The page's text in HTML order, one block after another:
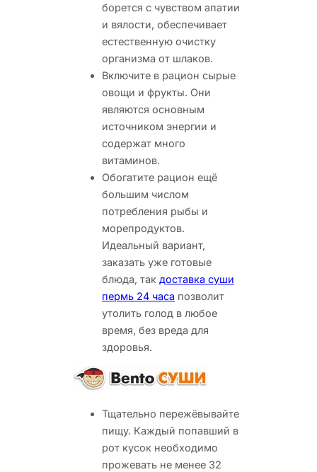
борется с чувством апатии
и вялости, обеспечивает
естественную очистку
организма от шлаков.
Включите в рацион сырые
овощи и фрукты. Они
являются основным
источником энергии и
содержат много
витаминов.
Обогатите рацион ещё
большим числом
потребления рыбы и
морепродуктов.
Идеальный вариант,
заказать уже готовые
блюда, так доставка суши
пермь 24 часа позволит
утолить голод в любое
время, без вреда для
здоровья.
Тщательно пережёвывайте
пищу. Каждый попавший в
рот кусок необходимо
прожевать не менее 32